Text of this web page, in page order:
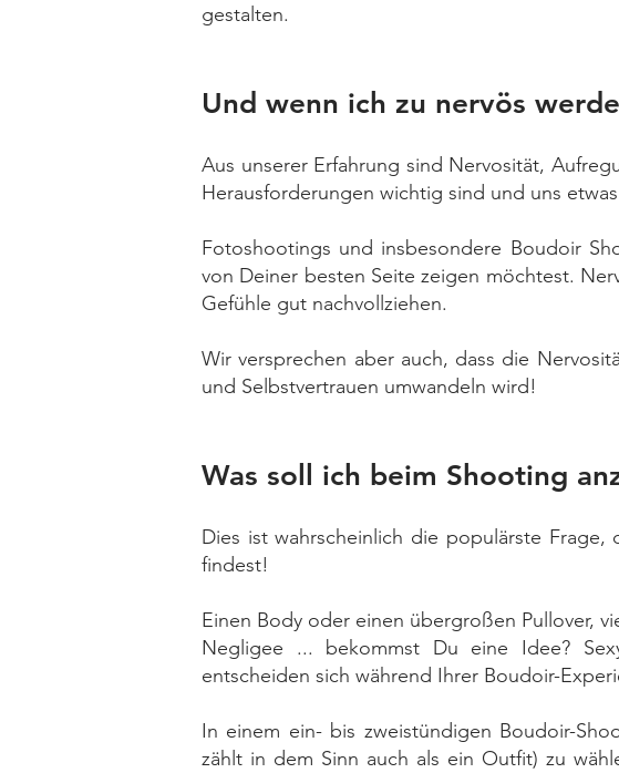
gestalten.
Und wenn ich zu nervös
Aus unserer Erfahrung sind Nervosität,
Herausforderungen wichtig sind und uns
Fotoshootings und insbesondere Boudoir
von Deiner besten Seite zeigen möchtest.
Gefühle gut nachvollziehen.
Wir versprechen aber auch, dass die
und Selbstvertrauen umwandeln wird!
Was soll ich beim Shooting
Dies ist wahrscheinlich die populärste
findest!
Einen Body oder einen übergroßen Pullover,
Negligee ... bekommst Du eine Idee?
entscheiden sich während Ihrer Boudoir-
In einem ein- bis zweistündigen Boudoir-
zählt in dem Sinn auch als ein Outfit) zu